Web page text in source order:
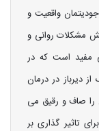
واقعیت و
مشکلات روانی و
مفید است که در
دیرباز در درمان
صاف و رقیق می
تاثیر گذاری بر